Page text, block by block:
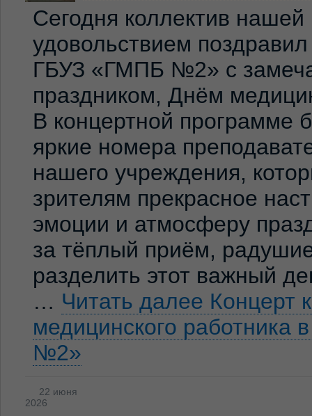
Сегодня коллектив
удовольствием
ГБУЗ «ГМПБ №2» с
праздником, Днём
В концертной программе
яркие номера
нашего учреждения,
зрителям прекрасное
эмоции и атмосферу
за тёплый приём,
разделить этот важный
… Читать далее Концерт
медицинского
№2»
22 июня
2026